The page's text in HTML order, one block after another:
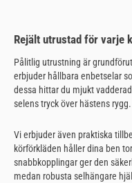
Rejält utrustad för varje
Pålitlig utrustning är
erbjuder hållbara enbetselar
dessa hittar du mjukt
selens tryck över hästens rygg.
Vi erbjuder även praktiska
körförkläden håller dina ben
snabbkopplingar ger den
medan robusta selhängare